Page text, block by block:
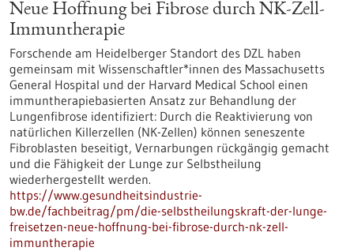
Neue Hoffnung bei Fibrose durch NK-Zell-
Immuntherapie
Forschende am Heidelberger Standort des DZL haben
gemeinsam mit Wissenschaftler*innen des Massachusetts
General Hospital und der Harvard Medical School einen
immuntherapiebasierten Ansatz zur Behandlung der
Lungenfibrose identifiziert: Durch die Reaktivierung von
natürlichen Killerzellen (NK-Zellen) können seneszente
Fibroblasten beseitigt, Vernarbungen rückgängig gemacht
und die Fähigkeit der Lunge zur Selbstheilung
wiederhergestellt werden.
https://www.gesundheitsindustrie-
bw.de/fachbeitrag/pm/die-selbstheilungskraft-der-lunge-
freisetzen-neue-hoffnung-bei-fibrose-durch-nk-zell-
immuntherapie